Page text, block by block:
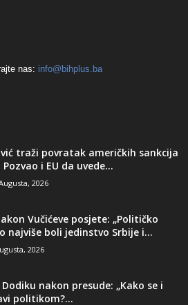
nas: info@bihplus.ba
traži povratak američkih sankcija
i EU da uvede...
2026
Vučićeve posjete: „Političko
najviše boli jedinstvo Srbije i...
2026
nakon presude: „Kako se i
politikom?...